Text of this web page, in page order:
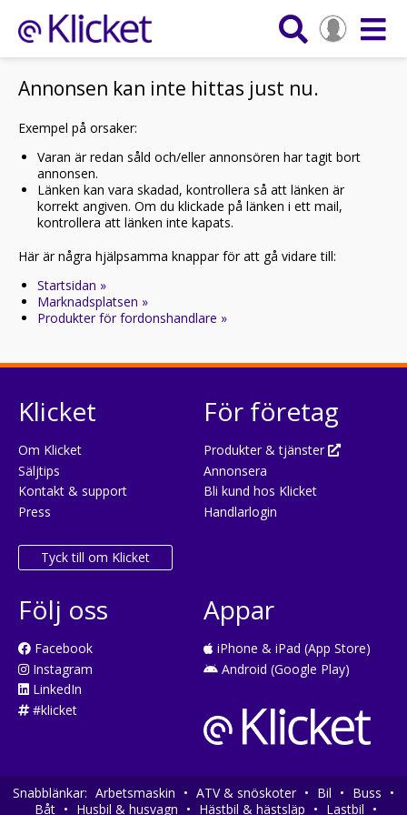
Annonsen kan inte hittas just nu.
Exempel på orsaker:
Varan är redan såld och/eller annonsören har tagit bort
annonsen.
Länken kan vara skadad, kontrollera så att länken är
korrekt angiven. Om du klickade på länken i ett mail,
kontrollera att länken inte kapats.
Här är några hjälpsamma knappar för att gå vidare till:
Startsidan »
Marknadsplatsen »
Produkter för fordonshandlare »
Klicket
Om Klicket
Säljtips
Kontakt & support
Press
Tyck till om Klicket
För företag
Produkter & tjänster
Annonsera
Bli kund hos Klicket
Handlarlogin
Följ oss
Facebook
Instagram
LinkedIn
#klicket
Appar
iPhone & iPad (App Store)
Android (Google Play)
Snabblänkar: Arbetsmaskin • ATV & snöskoter • Bil • Buss •
Båt • Husbil & husvagn • Hästbil & hästsläp • Lastbil •